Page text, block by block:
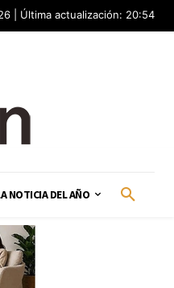
| Última actualización: 20:54
NOTICIA DEL AÑO